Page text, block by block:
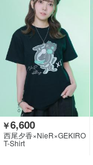
￥6,600
西尾夕香×NieR×GEKIRO
CK CLOTHING
T-Shirt